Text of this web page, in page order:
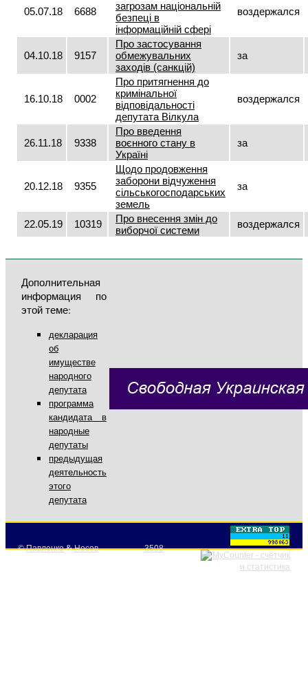
05.07.18 6688
загрозам національній
безпеці в
інформаційній сфері
воздержался
04.10.18 9157
Про застосування
обмежувальних
заходів (санкцій)
за
16.10.18 0002
Про притягнення до
кримінальної
відповідальності
депутата Вілкула
воздержался
26.11.18 9338
Про введення
воєнного стану в
Україні
за
20.12.18 9355
Щодо продовження
заборони відчуження
сільськогосподарських
земель
за
22.05.19 10319
Про внесення змін до
виборчої системи
воздержался
Дополнительная
информация по
этой теме:
декларация
об
имуществе
народного
депутата
программа
кандидата в
народные
депутаты
предыдущая
деятельность
этого
депутата
©Павленко&Носов 3508